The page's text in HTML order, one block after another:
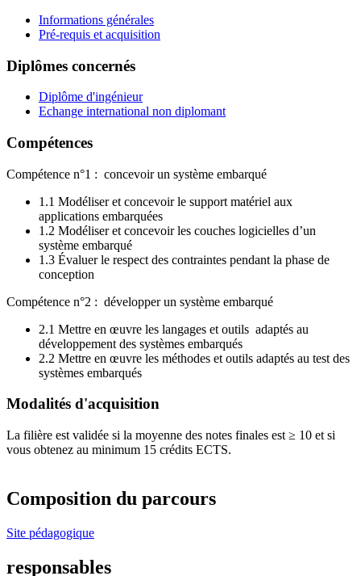
Informations générales
Pré-requis et acquisition
Diplômes concernés
Diplôme d'ingénieur
Echange international non diplomant
Compétences
Compétence n°1 : concevoir un système embarqué
1.1 Modéliser et concevoir le support matériel aux
applications embarquées
1.2 Modéliser et concevoir les couches logicielles d’un
système embarqué
1.3 Évaluer le respect des contraintes pendant la phase de
conception
Compétence n°2 : développer un système embarqué
2.1 Mettre en œuvre les langages et outils adaptés au
développement des systèmes embarqués
2.2 Mettre en œuvre les méthodes et outils adaptés au test des
systèmes embarqués
Modalités d'acquisition
La filière est validée si la moyenne des notes finales est ≥ 10 et si
vous obtenez au minimum 15 crédits ECTS.
Composition du parcours
Site pédagogique
responsables